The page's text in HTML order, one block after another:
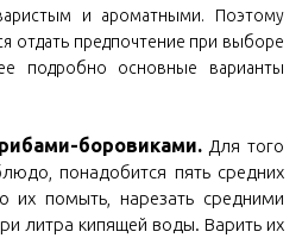
и ароматными. Поэтому
отдать предпочтение при выборе
подробно основные варианты
боровиками.Для того
понадобится пять средних
их помыть, нарезать средними
литра кипящей воды. Варить их